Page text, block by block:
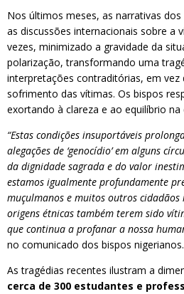
Nos últimos meses, as narrativas
as discussões internacionais sobre a
vezes, minimizado a gravidade da
polarização, transformando uma
interpretações contraditórias, em vez
sofrimento das vítimas. Os bispos
exortando à clareza e ao equilíbrio na
“Estas condições insuportáveis
alegações de ‘genocídio’ em alguns
da dignidade sagrada e do valor
estamos igualmente profundamente
muçulmanos e muitos outros cidadãos
origens étnicas também terem sido
que continua a profanar a nossa
no comunicado dos bispos nigerianos.
As tragédias recentes ilustram a
cerca de 300 estudantes e